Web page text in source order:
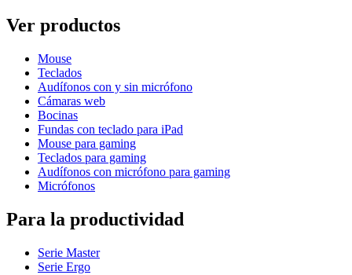
Ver productos
Mouse
Teclados
Audífonos con y sin micrófono
Cámaras web
Bocinas
Fundas con teclado para iPad
Mouse para gaming
Teclados para gaming
Audífonos con micrófono para gaming
Micrófonos
Para la productividad
Serie Master
Serie Ergo